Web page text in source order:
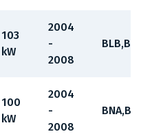
103
kW
2004
-
2008
100
kW
2004
-
2008